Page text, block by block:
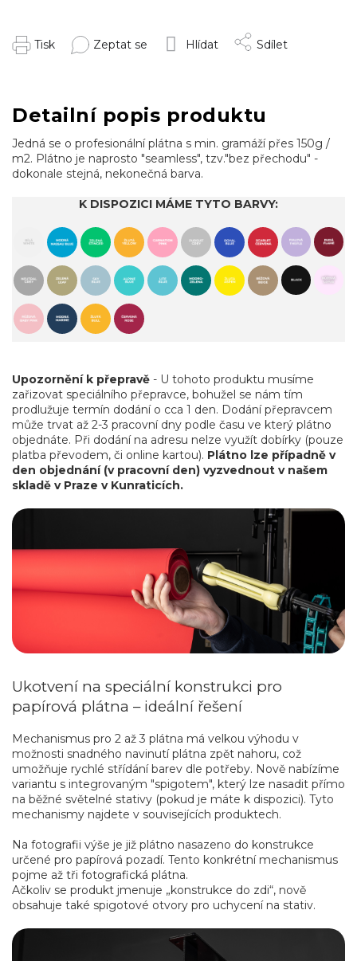
Tisk Zeptat se Hlídat Sdílet
Detailní popis produktu
Jedná se o profesionální plátna s min. gramáží přes 150g /
m2. Plátno je naprosto "seamless", tzv."bez přechodu" -
dokonale stejná, nekonečná barva.
K DISPOZICI MÁME TYTO BARVY:
Upozornění k přepravě - U tohoto produktu musíme
zařizovat speciálního přepravce, bohužel se nám tím
prodlužuje termín dodání o cca 1 den. Dodání přepravcem
může trvat až 2-3 pracovní dny podle času ve který plátno
objednáte. Při dodání na adresu nelze využít dobírky (pouze
platba převodem, či online kartou). Plátno lze případně v
den objednání (v pracovní den) vyzvednout v našem
skladě v Praze v Kunraticích.
Ukotvení na speciální konstrukci pro
papírová plátna – ideální řešení
Mechanismus pro 2 až 3 plátna má velkou výhodu v
možnosti snadného navinutí plátna zpět nahoru, což
umožňuje rychlé střídání barev dle potřeby. Nově nabízíme
variantu s integrovaným "spigotem", který lze nasadit přímo
na běžné světelné stativy (pokud je máte k dispozici). Tyto
mechanismy najdete v souvisejících produktech.
Na fotografii výše je již plátno nasazeno do konstrukce
určené pro papírová pozadí. Tento konkrétní mechanismus
pojme až tři fotografická plátna.
Ačkoliv se produkt jmenuje „konstrukce do zdi“, nově
obsahuje také spigotové otvory pro uchycení na stativ.